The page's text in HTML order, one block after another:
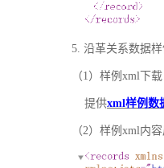
5. 沿革关系数据
（1）样例xml下载
提供xml样例数
（2）样例xml内